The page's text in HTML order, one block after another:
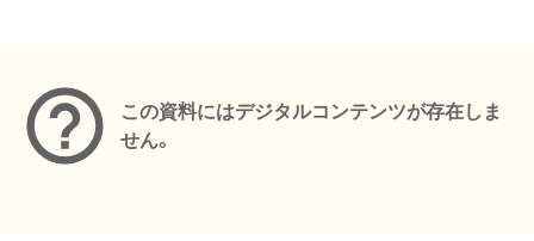
この資料にはデジタルコンテンツが存在しま
せん。